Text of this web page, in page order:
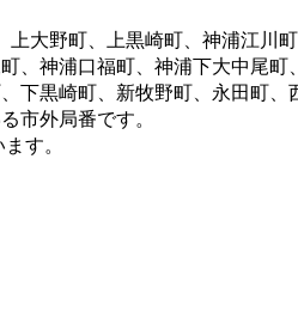
大野町、上黒崎町、神浦江川町
、神浦口福町、神浦下大中尾町
下黒崎町、新牧野町、永田町、
市外局番です。
す。